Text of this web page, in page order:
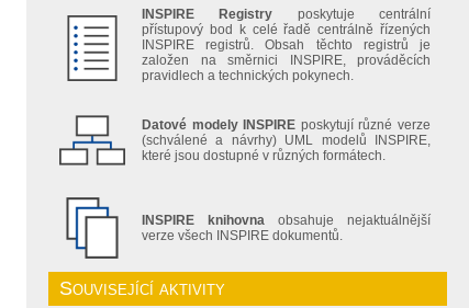
INSPIRE Registry poskytuje centrální
přístupový bod k celé řadě centrálně řízených
INSPIRE registrů. Obsah těchto registrů je
založen na směrnici INSPIRE, prováděcích
pravidlech a technických pokynech.
Datové modely INSPIRE poskytují různé verze
(schválené a návrhy) UML modelů INSPIRE,
které jsou dostupné v různých formátech.
INSPIRE knihovna obsahuje nejaktuálnější
verze všech INSPIRE dokumentů.
Související aktivity